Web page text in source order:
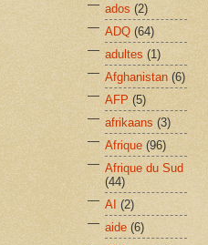
ados (2)
ADQ (64)
adultes (1)
Afghanistan (6)
AFP (5)
afrikaans (3)
Afrique (96)
Afrique du Sud
(44)
AI (2)
aide (6)